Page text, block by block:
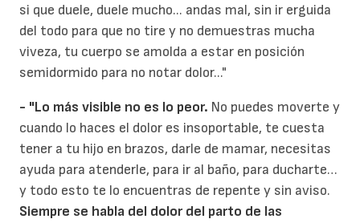
si que duele, duele mucho... andas mal, sin ir erguida
del todo para que no tire y no demuestras mucha
viveza, tu cuerpo se amolda a estar en posición
semidormido para no notar dolor..."
- "Lo más visible no es lo peor. No puedes moverte y
cuando lo haces el dolor es insoportable, te cuesta
tener a tu hijo en brazos, darle de mamar, necesitas
ayuda para atenderle, para ir al baño, para ducharte…
y todo esto te lo encuentras de repente y sin aviso.
Siempre se habla del dolor del parto de las